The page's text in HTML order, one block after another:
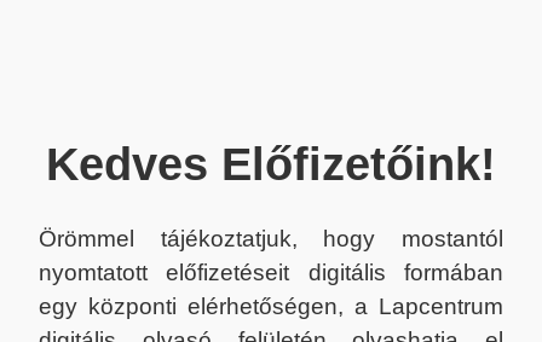
Kedves Előfizetőink!
Örömmel tájékoztatjuk, hogy mostantól
nyomtatott előfizetéseit digitális formában
egy központi elérhetőségen, a Lapcentrum